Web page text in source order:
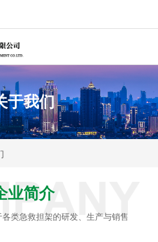
于我们
业简介
类急救担架的研发、生产与销售